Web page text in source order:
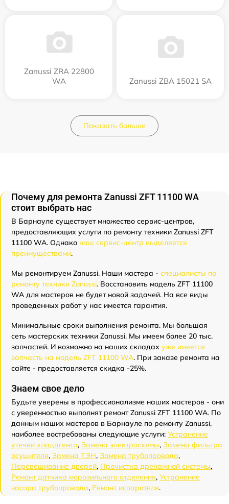
Zanussi ZRA 22800
WA
Zanussi ZBA 15021 SA
Показать больше
Почему для ремонта Zanussi ZFT 11100 WA
стоит выбрать нас
В Барнауле существует множество сервис-центров,
предоставляющих услуги по ремонту техники Zanussi ZFT
11100 WA. Однако наш сервис-центр выделяется
преимуществами.
Мы ремонтируем Zanussi. Наши мастера - специалисты по
ремонту техники Zanussi. Восстановить модель ZFT 11100
WA для мастеров не будет новой задачей. На все виды
проведенных работ у нас имеется гарантия.
Минимальные сроки выполнения ремонта. Мы большая
сеть мастерских техники Zanussi. Мы имеем более 20 тыс.
запчастей. И возможно на наших складах уже имеется
запчасть на модель ZFT 11100 WA. При заказе ремонта на
сайте - предоставляется скидка -25%.
Знаем свое дело
Будьте уверены в профессионализме наших мастеров - они
с уверенностью выполнят ремонт Zanussi ZFT 11100 WA. По
данным наших мастеров в Барнауле по ремонту Zanussi,
наиболее востребованы следующие услуги: Устранение
утечки хладагента, Замена электросхемы, Замена фильтра
осушителя, Замена ТЭН, Замена трубопровода,
Перевешивание дверей, Прочистка дренажной системы,
Ремонт датчика морозильного отделения, Устранение
засора трубопровода, Ремонт испарителя.